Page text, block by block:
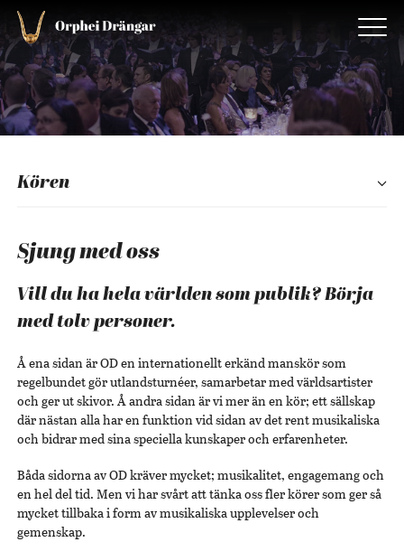
Kören
Sjung med oss
Vill du ha hela världen som publik? Börja
med tolv personer.
Å ena sidan är OD en internationellt erkänd manskör som
regelbundet gör utlandsturnéer, samarbetar med världsartister
och ger ut skivor. Å andra sidan är vi mer än en kör; ett sällskap
där nästan alla har en funktion vid sidan av det rent musikaliska
och bidrar med sina speciella kunskaper och erfarenheter.
Båda sidorna av OD kräver mycket; musikalitet, engagemang och
en hel del tid. Men vi har svårt att tänka oss fler körer som ger så
mycket tillbaka i form av musikaliska upplevelser och
gemenskap.